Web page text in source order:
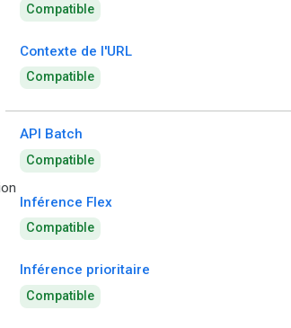
Compatible
Contexte de l'URL
Compatible
API Batch
Compatible
Inférence Flex
Compatible
Inférence prioritaire
Compatible